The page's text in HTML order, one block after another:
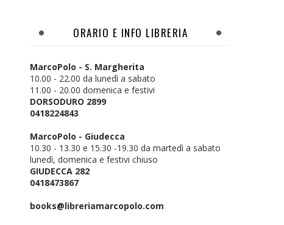
ORARIO E INFO LIBRERIA
MarcoPolo - S. Margherita
10.00 - 22.00 da lunedì a sabato
11.00 - 20.00 domenica e festivi
DORSODURO 2899
0418224843
MarcoPolo - Giudecca
10.30 - 13.30 e 15.30 -19.30 da martedì a sabato
lunedì, domenica e festivi chiuso
GIUDECCA 282
0418473867
books@libreriamarcopolo.com